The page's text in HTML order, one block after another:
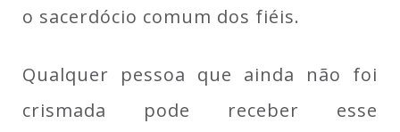
o sacerdócio comum dos fiéis.
Qualquer pessoa que ainda não foi
crismada pode receber esse